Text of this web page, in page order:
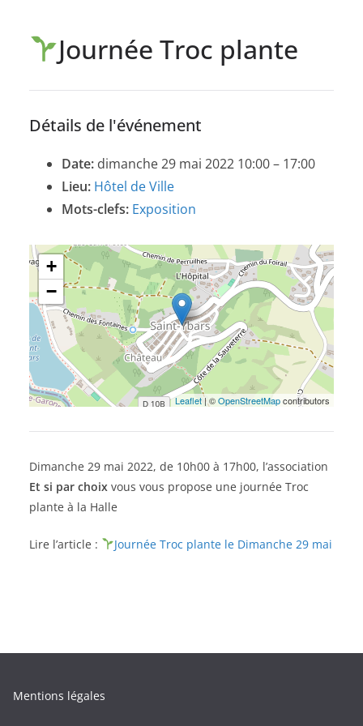
Journée Troc plante
Détails de l'événement
Date: dimanche 29 mai 2022 10:00– 17:00
Lieu: Hôtel de Ville
Mots-clefs: Exposition
+
−
Leaflet| ©OpenStreetMapcontributors
Dimanche 29 mai 2022, de 10h00 à 17h00, l’association
Et si par choix vous vous propose une journée Troc
plante à la Halle
Lire l’article : Journée Troc plante le Dimanche 29 mai
Mentions légales